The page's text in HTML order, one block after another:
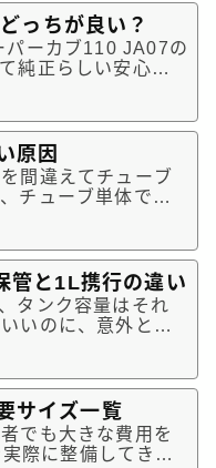
っちが良い？
パーカブ110 JA07の
純正らしい安心感
原因
間違えてチューブ
チューブ単体では
管と1L携行の違い
タンク容量はそれ
いのに、意外と給
サイズ一覧
でも大きな費用を
際に整備してきた